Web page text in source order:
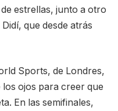
estrellas, junto a otro
que desde atrás
Sports, de Londres,
ojos para creer que
En las semifinales,